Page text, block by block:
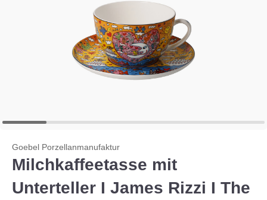
Goebel Porzellanmanufaktur
Milchkaffeetasse mit
Unterteller I James Rizzi I The